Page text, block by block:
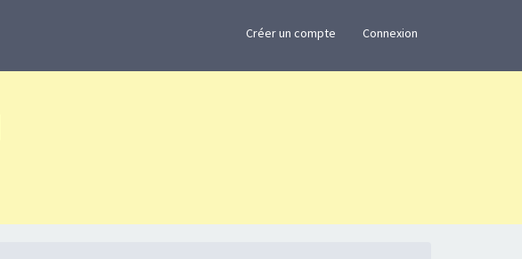
Créer un compte Connexion